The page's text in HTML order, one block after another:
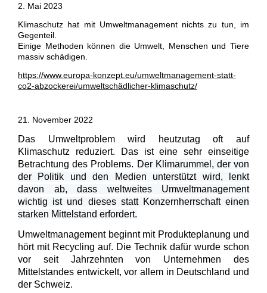
2. Mai 2023
Klimaschutz hat mit Umweltmanagement nichts zu tun, im
Gegenteil.
Einige Methoden können die Umwelt, Menschen und Tiere
massiv schädigen.
https://www.europa-konzept.eu/umweltmanagement-statt-
co2-abzockerei/umweltschädlicher-klimaschutz/
21. November 2022
Das Umweltproblem wird heutzutag oft auf
Klimaschutz reduziert. Das ist eine sehr einseitige
Betrachtung des Problems. Der Klimarummel, der von
der Politik und den Medien unterstützt wird, lenkt
davon ab, dass weltweites Umweltmanagement
wichtig ist und dieses statt Konzernherrschaft einen
starken Mittelstand erfordert.
Umweltmanagement beginnt mit Produkteplanung und
hört mit Recycling auf. Die Technik dafür wurde schon
vor seit Jahrzehnten von Unternehmen des
Mittelstandes entwickelt, vor allem in Deutschland und
der Schweiz.